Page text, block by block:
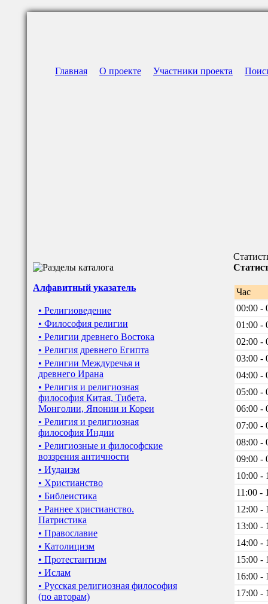
Главная О проекте Участники проекта
Алфавитный указатель
• Религиоведение
• Философия религии
• Религии древнего Востока
• Религия древнего Египта
• Религии Междуречья и
древнего Ирана
• Религия и религиозная
философия Китая, Тибета,
Монголии, Японии и Кореи
• Религия и религиозная
философия Индии
• Религиозные и философские
воззрения античности
• Иудаизм
• Христианство
• Библеистика
• Раннее христианство.
Патристика
• Православие
• Католицизм
• Протестантизм
• Ислам
• Русская религиозная философия
(по авторам)
Час
00:00 -
01:00 -
02:00 -
03:00 -
04:00 -
05:00 -
06:00 -
07:00 -
08:00 -
09:00 -
10:00 -
11:00 -
12:00 -
13:00 -
14:00 -
15:00 -
16:00 -
17:00 -